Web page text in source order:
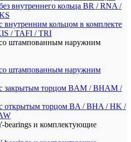
внутреннего кольца BR / RNA /
кольцом в комплекте
/ TAFI / TRI
штампованным наружним
штампованным наружним
закрытым торцом BAM / BHAM /
открытым торцом BA / BHA / HK /
и комплектующие